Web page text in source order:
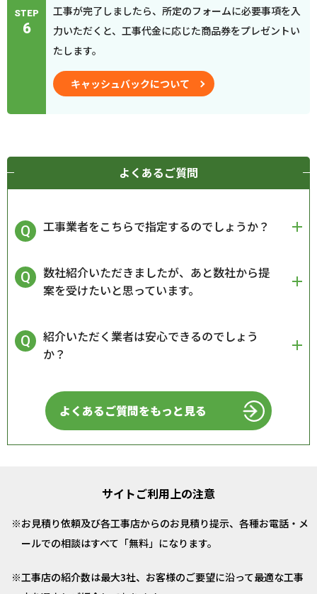
STEP
6
工事が完了しましたら、所定のフォームに必要事項を入
力いただくと、工事代金に応じた商品券をプレゼントい
たします。
キャッシュバックについて
よくあるご質問
工事業者をこちらで指定するのでしょうか？
数社紹介いただきましたが、あと数社から提
案を受けたいと思っています。
紹介いただく業者は安心できるのでしょう
か？
よくあるご質問をもっと見る
サイトご利用上の注意
お見積り依頼及び各工事店からのお見積り提示、各種お電話・メ
ールでの相談はすべて「無料」になります。
工事店の紹介数は最大3社、お客様のご要望に沿って最適な工事